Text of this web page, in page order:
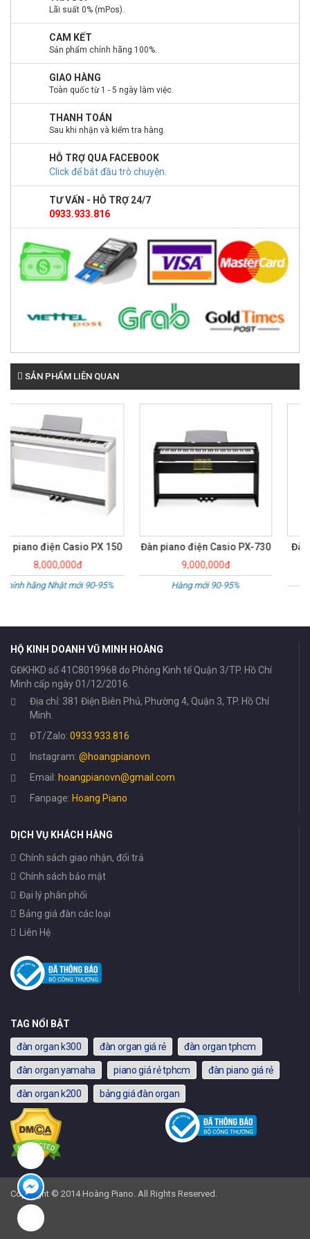
Lãi suất 0% (mPos).
CAM KẾT
Sản phẩm chính hãng 100%.
GIAO HÀNG
Toàn quốc từ 1 - 5 ngày làm việc.
THANH TOÁN
Sau khi nhận và kiểm tra hàng.
HỖ TRỢ QUA FACEBOOK
Click để bắt đầu trò chuyện.
TƯ VẤN - HỖ TRỢ 24/7
0933.933.816
SẢN PHẨM LIÊN QUAN
Đàn piano điện Casio PX-730
9,000,000đ
Hàng mới 90-95%
Đàn piano điện Casio Privia
8,800,000đ
HỘ KINH DOANH VŨ MINH HOÀNG
GĐKHKD số 41C8019968 do Phòng Kinh tế Quận 3/TP. Hồ Chí
Minh cấp ngày 01/12/2016.
Địa chỉ: 381 Điện Biên Phủ, Phường 4, Quận 3, TP. Hồ Chí
Minh.
ĐT/Zalo: 0933.933.816
Instagram: @hoangpianovn
Email: hoangpianovn@gmail.com
Fanpage: Hoang Piano
DỊCH VỤ KHÁCH HÀNG
Chính sách giao nhận, đổi trả
Chính sách bảo mật
Đại lý phân phối
Bảng giá đàn các loại
Liên Hệ
TAG NỔI BẬT
đàn organ k300 đàn organ giá rẻ đàn organ tphcm
đàn organ yamaha piano giá rẻ tphcm đàn piano giá rẻ
đàn organ k200 bảng giá đàn organ
Copyright © 2014 Hoàng Piano. All Rights Reserved.